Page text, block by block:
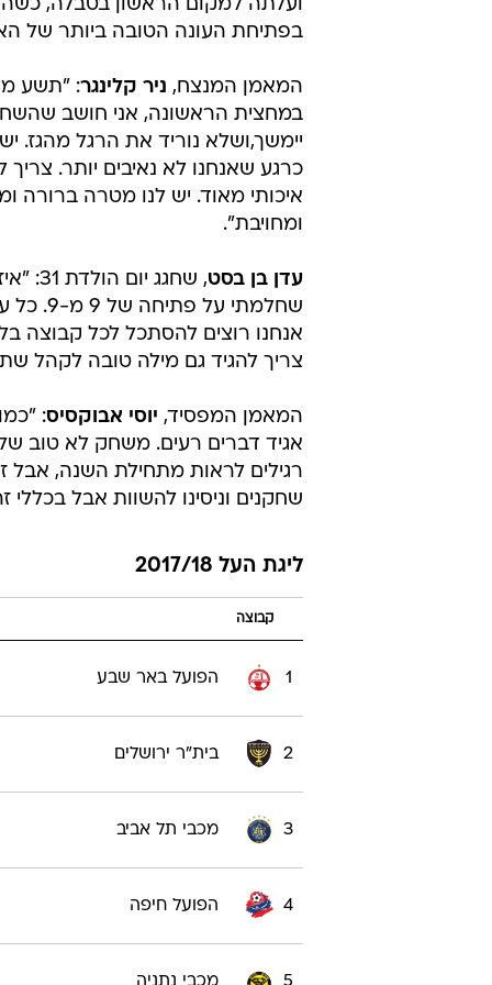
בפתיחת העונה הטובה ביותר של
המאמן המנצח, ניר קלינגר: "תשע
במחצית הראשונה, אני חושב
יימשך,ושלא נוריד את הרגל מהגז.
כרגע שאנחנו לא נאיבים יותר.
איכותי מאוד. יש לנו מטרה ברורה
ומחויבת".
עדן בן בסט
,
אנחנו רוצים להסתכל לכל קבוצה
צריך להגיד גם מילה טובה לקהל
המאמן המפסיד, יוסי אבוקסיס:
אגיד דברים רעים. משחק לא טוב
רגילים לראות מתחילת השנה, אבל
שחקנים וניסינו להשוות אבל
ליגת העל 2017/18
קבוצה
1 הפועל באר שבע
2 בית"ר ירושלים
3 מכבי תל אביב
4 הפועל חיפה